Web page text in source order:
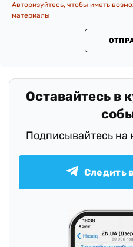
Авторизуйтесь, чтобы иметь
материалы
Оставайтесь в
Подписывайтесь на
Следить